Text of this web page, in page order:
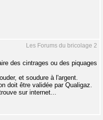
Les Forums du bricolage 2
des cintrages ou des piquages
et soudure à l'argent.
doit être validée par Qualigaz.
sur internet...